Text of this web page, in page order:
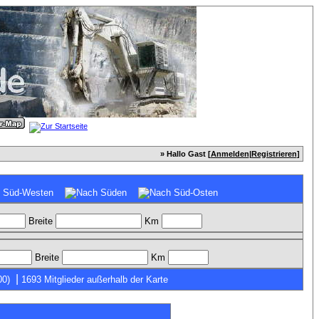
» Hallo Gast [Anmelden|Registrieren]
Breite Km
Breite Km
1693 Mitglieder außerhalb der Karte